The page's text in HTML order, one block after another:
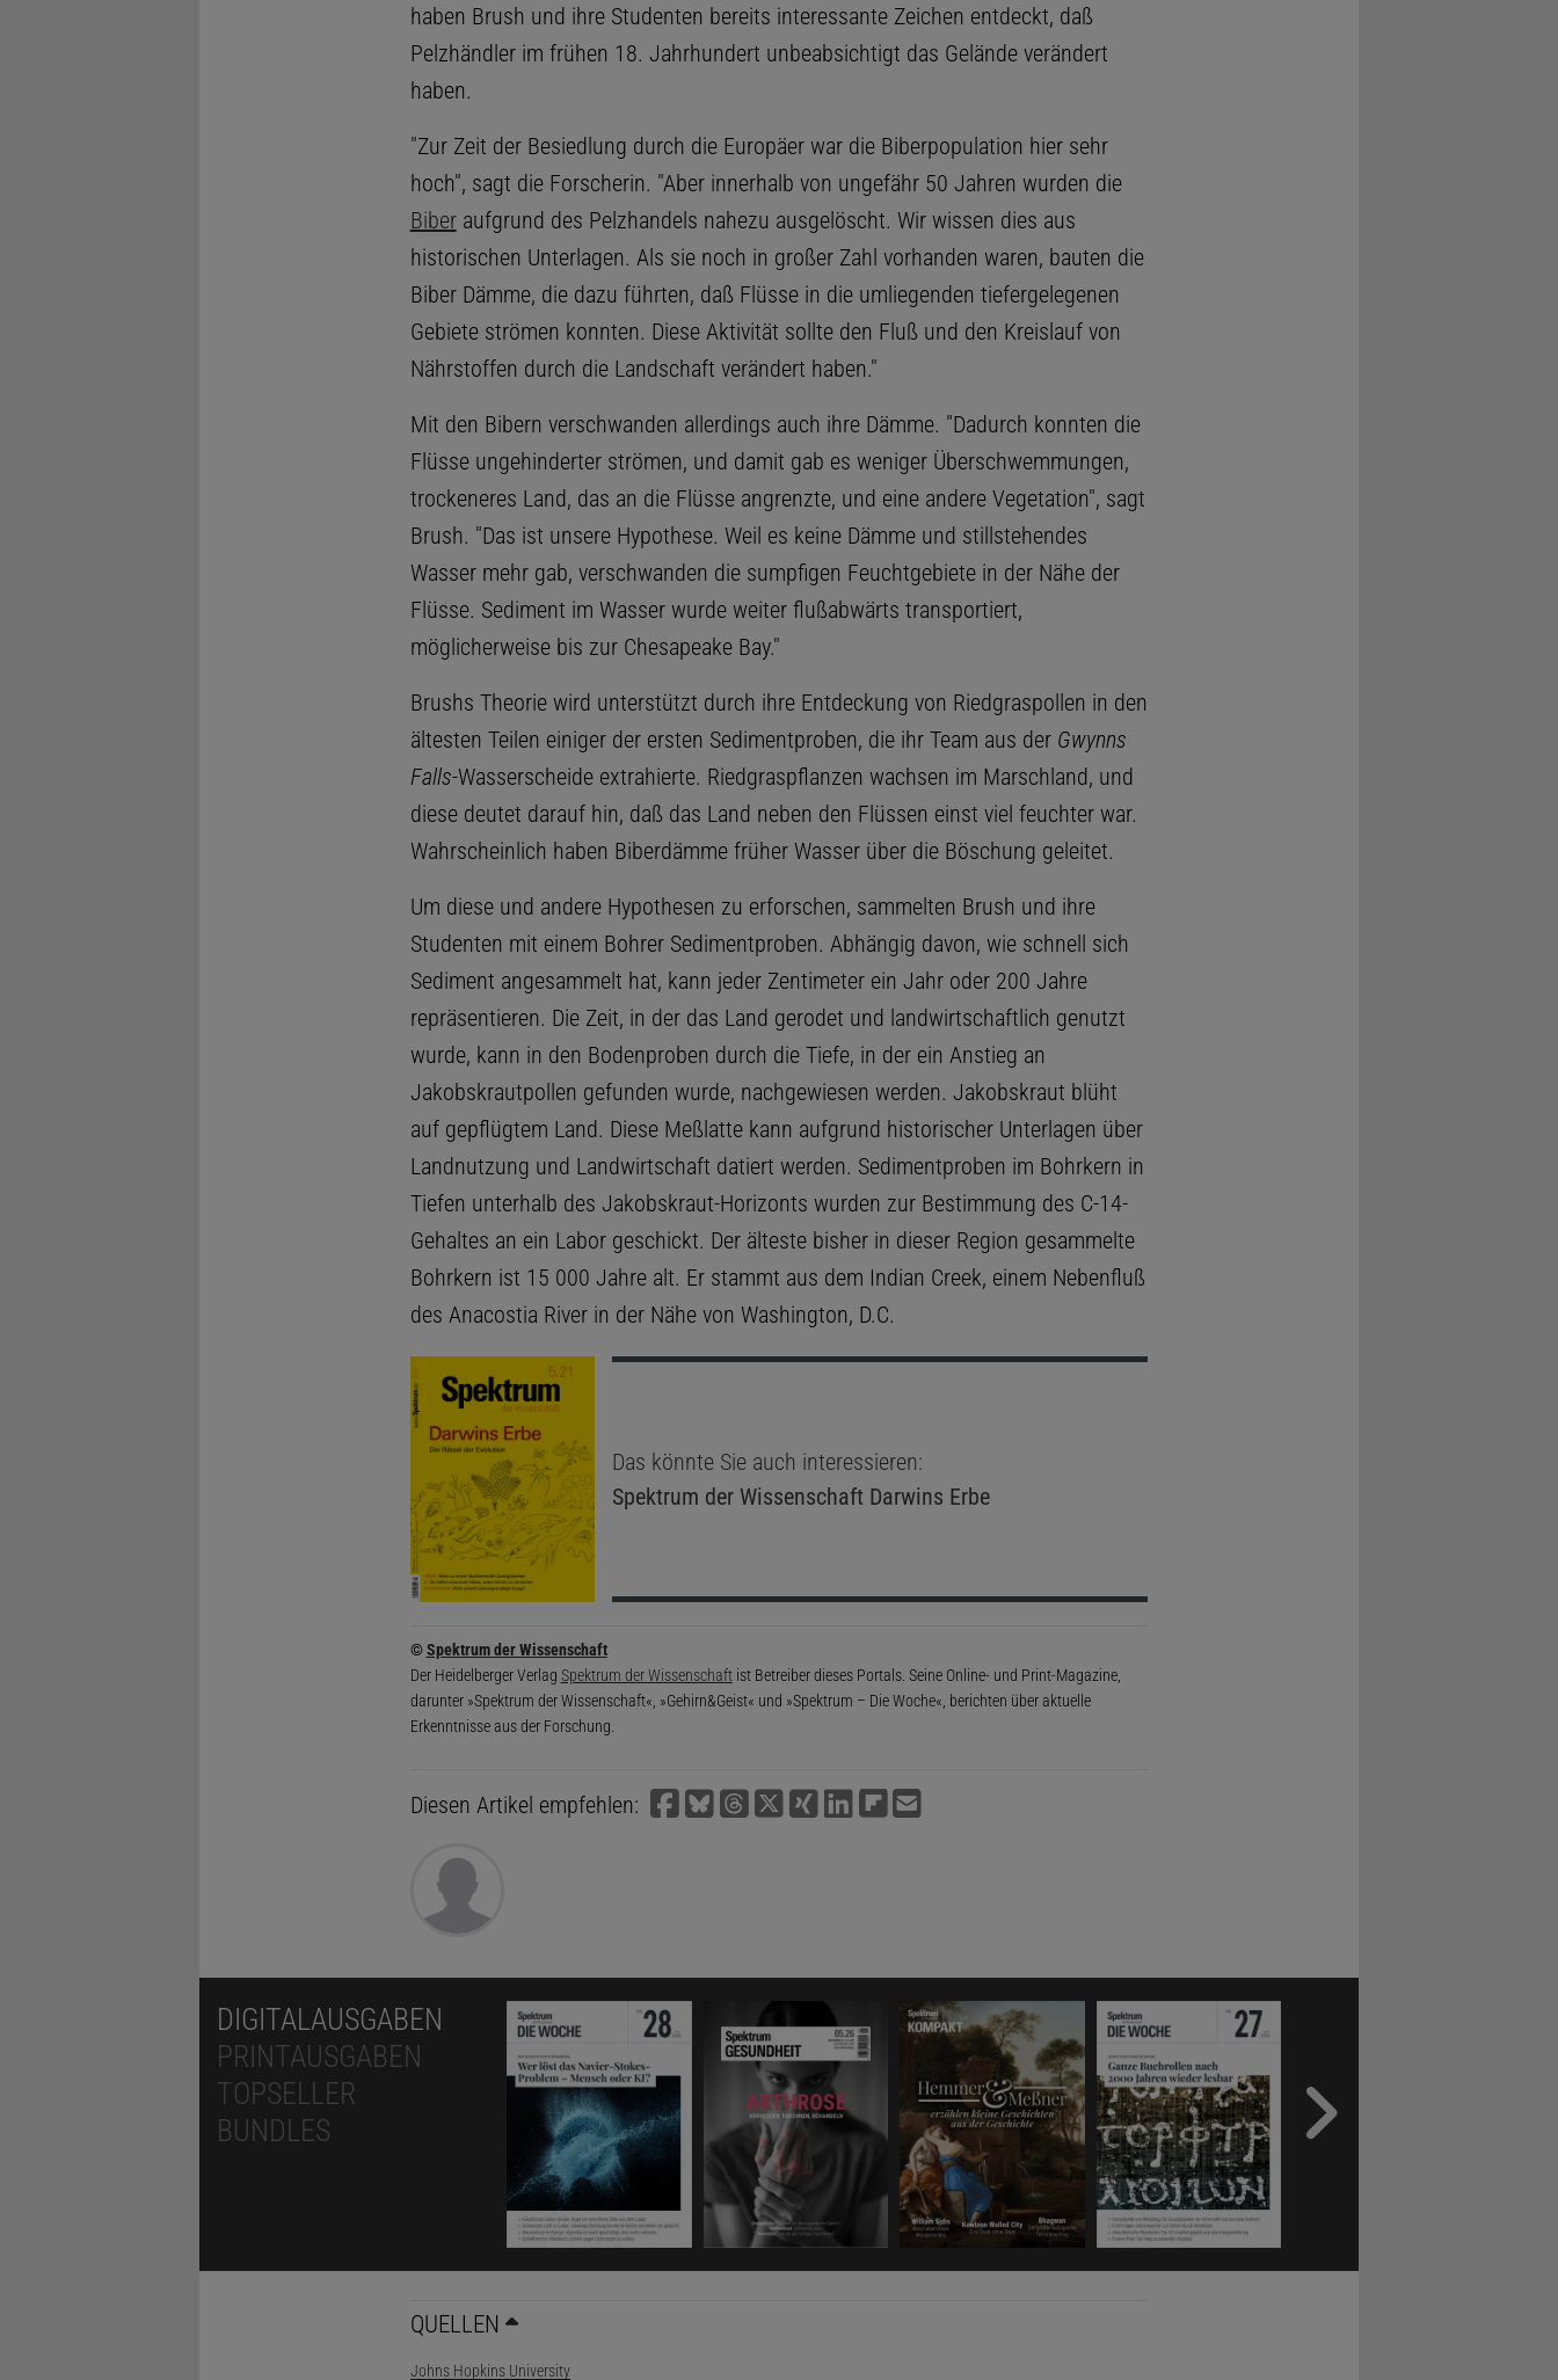
haben Brush und ihre Studenten bereits interessante Zeichen entdeckt, daß
Pelzhändler im frühen 18. Jahrhundert unbeabsichtigt das Gelände verändert
haben.
"Zur Zeit der Besiedlung durch die Europäer war die Biberpopulation hier sehr
hoch", sagt die Forscherin. "Aber innerhalb von ungefähr 50 Jahren wurden die
Biberaufgrund des Pelzhandels nahezu ausgelöscht. Wir wissen dies aus
historischen Unterlagen. Als sie noch in großer Zahl vorhanden waren, bauten die
Biber Dämme, die dazu führten, daß Flüsse in die umliegenden tiefergelegenen
Gebiete strömen konnten. Diese Aktivität sollte den Fluß und den Kreislauf von
Nährstoffen durch die Landschaft verändert haben."
Mit den Bibern verschwanden allerdings auch ihre Dämme. "Dadurch konnten die
Flüsse ungehinderter strömen, und damit gab es weniger Überschwemmungen,
trockeneres Land, das an die Flüsse angrenzte, und eine andere Vegetation", sagt
Brush. "Das ist unsere Hypothese. Weil es keine Dämme und stillstehendes
Wasser mehr gab, verschwanden die sumpfigen Feuchtgebiete in der Nähe der
Flüsse. Sediment im Wasser wurde weiter flußabwärts transportiert,
möglicherweise bis zur Chesapeake Bay."
Brushs Theorie wird unterstützt durch ihre Entdeckung von Riedgraspollen in den
ältesten Teilen einiger der ersten Sedimentproben, die ihr Team aus der Gwynns
Falls-Wasserscheide extrahierte. Riedgraspflanzen wachsen im Marschland, und
diese deutet darauf hin, daß das Land neben den Flüssen einst viel feuchter war.
Wahrscheinlich haben Biberdämme früher Wasser über die Böschung geleitet.
Um diese und andere Hypothesen zu erforschen, sammelten Brush und ihre
Studenten mit einem Bohrer Sedimentproben. Abhängig davon, wie schnell sich
Sediment angesammelt hat, kann jeder Zentimeter ein Jahr oder 200 Jahre
repräsentieren. Die Zeit, in der das Land gerodet und landwirtschaftlich genutzt
wurde, kann in den Bodenproben durch die Tiefe, in der ein Anstieg an
Jakobskrautpollen gefunden wurde, nachgewiesen werden. Jakobskraut blüht
auf gepflügtem Land. Diese Meßlatte kann aufgrund historischer Unterlagen über
Landnutzung und Landwirtschaft datiert werden. Sedimentproben im Bohrkern in
Tiefen unterhalb des Jakobskraut-Horizonts wurden zur Bestimmung des C-14-
Gehaltes an ein Labor geschickt. Der älteste bisher in dieser Region gesammelte
Bohrkern ist 15 000 Jahre alt. Er stammt aus dem Indian Creek, einem Nebenfluß
des Anacostia River in der Nähe von Washington, D.C.
Das könnte Sie auch interessieren:
Spektrum der Wissenschaft Darwins Erbe
©Spektrum der Wissenschaft
Der Heidelberger Verlag Spektrum der Wissenschaftist Betreiber dieses Portals. Seine Online- und Print-Magazine,
darunter »Spektrum der Wissenschaft«, »Gehirn&Geist« und »Spektrum – Die Woche«, berichten über aktuelle
Erkenntnisse aus der Forschung.
Diesen Artikel empfehlen:
DIGITALAUSGABEN
PRINTAUSGABEN
TOPSELLER
BUNDLES
QUELLEN
Johns Hopkins University